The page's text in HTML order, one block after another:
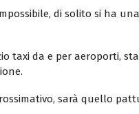
di solito si ha
da e per aeroporti,
sarà quello